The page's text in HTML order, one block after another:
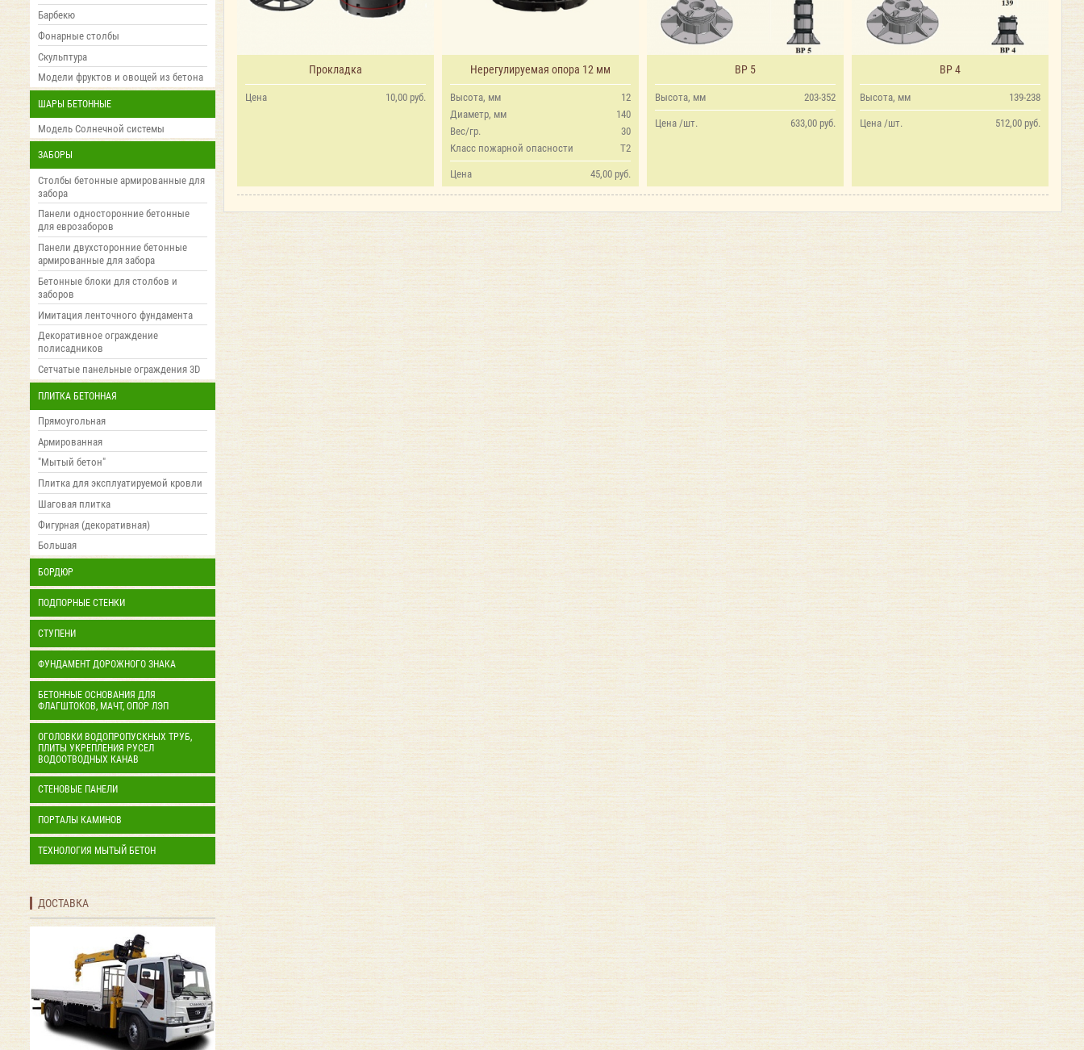
Барбекю
Фонарные столбы
Скульптура
Модели фруктов и овощей из бетона
ШАРЫ БЕТОННЫЕ
Модель Солнечной системы
ЗАБОРЫ
Столбы бетонные армированные для
забора
Панели односторонние бетонные
для еврозаборов
Панели двухсторонние бетонные
армированные для забора
Бетонные блоки для столбов и
заборов
Имитация ленточного фундамента
Декоративное ограждение
полисадников
Сетчатые панельные ограждения 3D
ПЛИТКА БЕТОННАЯ
Прямоугольная
Армированная
"Мытый бетон"
Плитка для эксплуатируемой кровли
Шаговая плитка
Фигурная (декоративная)
Большая
БОРДЮР
ПОДПОРНЫЕ СТЕНКИ
СТУПЕНИ
ФУНДАМЕНТ ДОРОЖНОГО ЗНАКА
БЕТОННЫЕ ОСНОВАНИЯ ДЛЯ
ФЛАГШТОКОВ, МАЧТ, ОПОР ЛЭП
ОГОЛОВКИ ВОДОПРОПУСКНЫХ ТРУБ,
ПЛИТЫ УКРЕПЛЕНИЯ РУСЕЛ
ВОДООТВОДНЫХ КАНАВ
СТЕНОВЫЕ ПАНЕЛИ
ПОРТАЛЫ КАМИНОВ
ТЕХНОЛОГИЯ МЫТЫЙ БЕТОН
ДОСТАВКА
Прокладка
10,00 руб.
Цена
Нерегулируемая опора 12 мм
12
Высота, мм
140
Диаметр, мм
30
Вес/гр.
Т2
Класс пожарной опасности
45,00 руб.
Цена
ВР 5
203-352
Высота, мм
633,00 руб.
Цена /шт.
ВР 4
139-238
Высота, мм
512,00 руб.
Цена /шт.